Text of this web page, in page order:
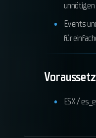
Events
für
ESX /